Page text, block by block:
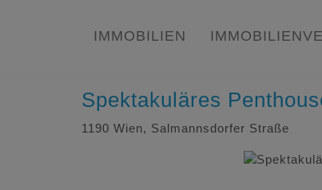
IMMOBILIEN
Spektakuläres
1190 Wien, Salmannsdorfer Straße